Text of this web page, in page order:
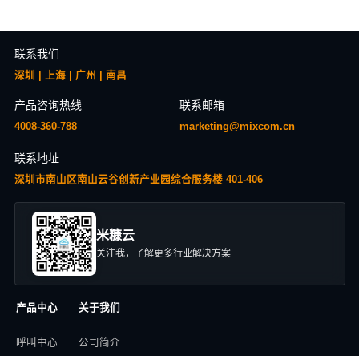
联系我们
深圳 | 上海 | 广州 | 南昌
产品咨询热线
4008-360-788
联系邮箱
marketing@mixcom.cn
联系地址
深圳市南山区南山云谷创新产业园综合服务楼 401-406
米糠云
关注我，了解更多行业解决方案
产品中心
呼叫中心
关于我们
公司简介